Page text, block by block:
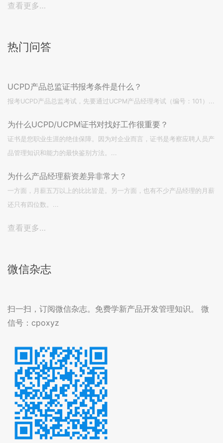
查看更多…
热门问答
UCPD产品总监证书报考条件是什么？
报考UCPD产品总监考试，先要通过UCPM产品经理考试（编号：101）...
为什么UCPD/UCPM证书对找好工作很重要？
证书是您职业生涯的绝佳保障。因为对企业而言，证书是考察应聘人员产
品管理知识和能力的最快鉴别方法。...
为什么产品经理薪资差异非常大？
一方面，月薪五万以上的比比皆是。另一方面，也有不少产品经理的月薪
还只有四位数。...
查看更多…
微信杂志
扫一扫，订阅微信杂志。免费学新产品开发管理知识。 微
信号：cpoxyz